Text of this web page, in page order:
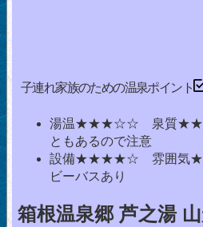
子連れ家族のための温泉ポイント
湯温★★★☆☆ 泉質
ともあるので注意
設備★★★★☆ 雰囲気
ビーバスあり
箱根温泉郷 芦之湯